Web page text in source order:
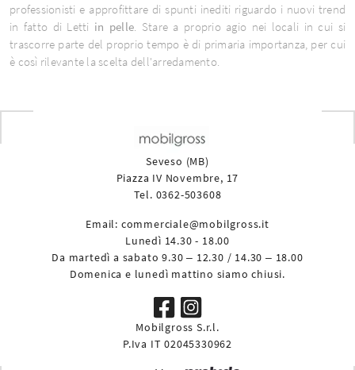
professionisti e approfittare di spunti inediti riguardo i nuovi trend
in fatto di Letti in pelle . Stare a proprio agio nei locali in cui si
trascorre parte del proprio tempo è di primaria importanza, per cui
è così rilevante la scelta dell'arredamento.
Seveso (MB)
Piazza IV Novembre, 17
Tel. 0362-503608
Email: commerciale@mobilgross.it
Lunedì 14.30 - 18.00
Da martedì a sabato 9.30 – 12.30 / 14.30 – 18.00
Domenica e lunedì mattino siamo chiusi.
Mobilgross S.r.l.
P.Iva IT 02045330962